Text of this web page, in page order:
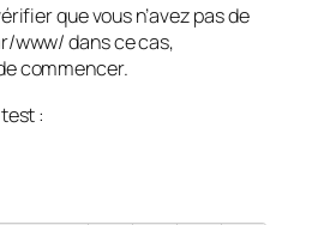
que vous n’avez pas de
www/ dans ce cas,
commencer.
: